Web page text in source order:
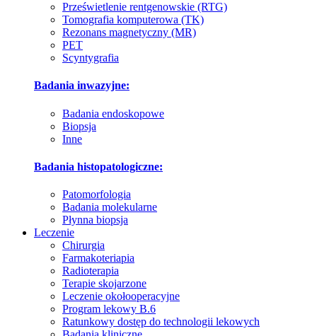
Prześwietlenie rentgenowskie (RTG)
Tomografia komputerowa (TK)
Rezonans magnetyczny (MR)
PET
Scyntygrafia
Badania inwazyjne:
Badania endoskopowe
Biopsja
Inne
Badania histopatologiczne:
Patomorfologia
Badania molekularne
Płynna biopsja
Leczenie
Chirurgia
Farmakoteriapia
Radioterapia
Terapie skojarzone
Leczenie okołooperacyjne
Program lekowy B.6
Ratunkowy dostęp do technologii lekowych